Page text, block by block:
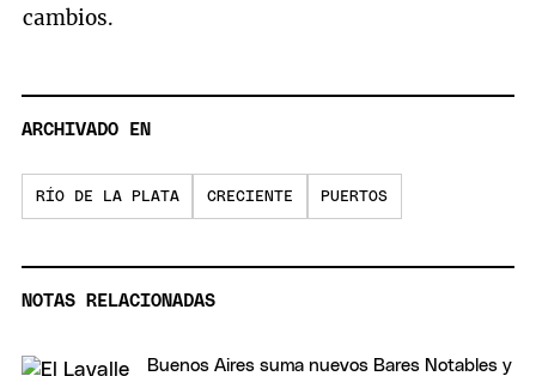
cambios.
ARCHIVADO EN
RÍO DE LA PLATA CRECIENTE PUERTOS
NOTAS RELACIONADAS
Buenos Aires suma nuevos Bares Notables y